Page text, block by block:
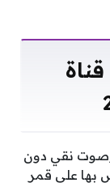
نقي دون
بها على قمر